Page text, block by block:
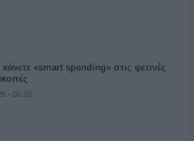
«smart spending» στις φετινές
- 06:20